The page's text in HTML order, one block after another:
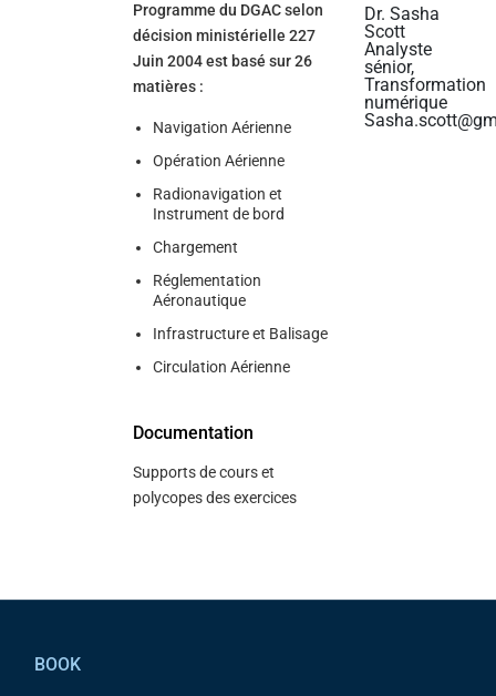
Programme du DGAC selon
décision ministérielle 227
Juin 2004 est basé sur 26
matières :
Navigation Aérienne
Opération Aérienne
Radionavigation et
Instrument de bord
Chargement
Réglementation
Aéronautique
Infrastructure et Balisage
Circulation Aérienne
Documentation
Supports de cours et
polycopes des exercices
Dr. Sasha
Scott
Analyste
sénior,
Transformation
numérique
BOOK